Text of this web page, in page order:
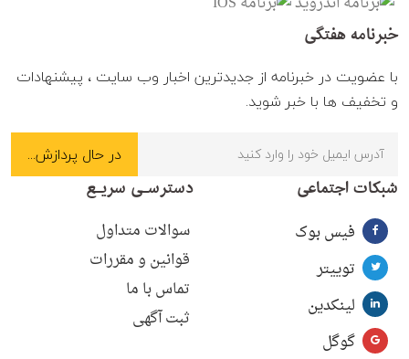
خبرنامه هفتگی
با عضویت در خبرنامه از جدیدترین اخبار وب سایت ، پیشنهادات
و تخفیف ها با خبر شوید.
شبکات اجتماعی
فیس بوک
توییتر
لینکدین
گوگل
دسترسـی سریـع
سوالات متداول
قوانین و مقررات
تماس با ما
ثبت آگهی